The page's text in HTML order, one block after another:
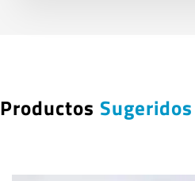
Productos Sugeridos